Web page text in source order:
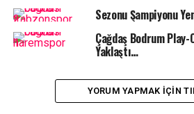
BASKETBOL
Bodrum FK’nın uzatma dakikaları
Sezonu Şampiyonu
Çağdaş Bodrum Play-
Yaklaştı…
YORUM YAPMAK IÇIN